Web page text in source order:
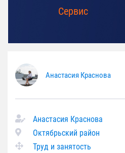
Сервис
Анастасия Краснова
Анастасия Краснова
Октябрьский район
Труд и занятость